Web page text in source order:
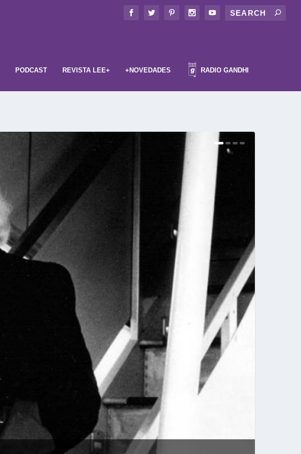
PODCAST REVISTA LEE+ +NOVEDADES RADIO GANDHI